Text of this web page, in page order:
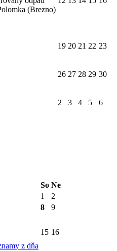
(Brezno)
19 20 21 22 23
26 27 28 29 30
2 3 4 5 6
So Ne
1
2
8 9
z dňa
15 16